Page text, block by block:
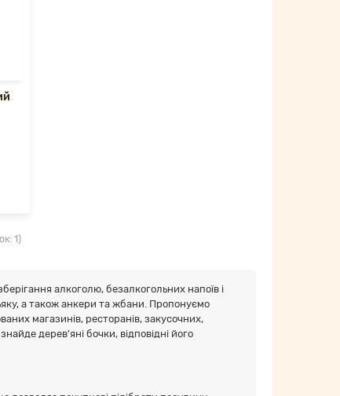
1)
алкоголю, безалкогольних напоїв і
а також анкери та жбани. Пропонуємо
магазинів, ресторанів, закусочних,
дерев'яні бочки, відповідні його